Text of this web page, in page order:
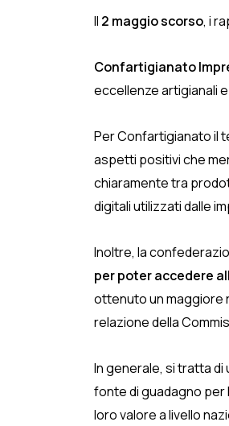
Il 2 maggio scorso, i
Confartigianato
eccellenze artigianali
Per Confartigianato il
aspetti positivi che
chiaramente tra
digitali utilizzati dalle
Inoltre, la
per poter accedere
ottenuto un maggiore
relazione della
In generale, si tratta
fonte di guadagno
loro valore a livello